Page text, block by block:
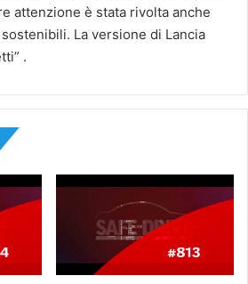
attenzione è stata rivolta anche
La versione di Lancia
.